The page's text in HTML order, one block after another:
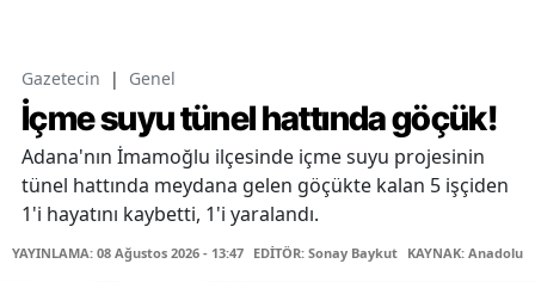
Gazetecin | Genel
İçme suyu tünel hattında göçük!
Adana'nın İmamoğlu ilçesinde içme suyu projesinin
tünel hattında meydana gelen göçükte kalan 5 işçiden
1'i hayatını kaybetti, 1'i yaralandı.
YAYINLAMA: 08 Ağustos 2026 - 13:47 EDİTÖR: Sonay Baykut KAYNAK: Anadolu